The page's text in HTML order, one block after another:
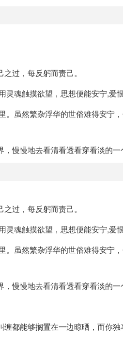
过，每反躬而责己。
魂触摸欲望，思想便能安宁,爱
虽然繁杂浮华的世俗难得安宁
慢慢地去看清看透看穿看淡的一
过，每反躬而责己。
魂触摸欲望，思想便能安宁,爱
虽然繁杂浮华的世俗难得安宁
慢慢地去看清看透看穿看淡的一
都能够搁置在一边晾晒，而你独